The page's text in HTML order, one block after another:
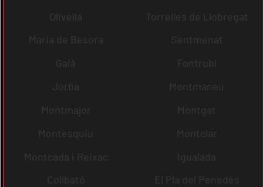
Olivella
Torrelles de Llobregat
Maria de Besora
Sentmenat
Gaià
Fontrubí
Jorba
Montmaneu
Montmajor
Montgat
Montesquiu
Montclar
Montcada i Reixac
Igualada
Collbató
El Pla del Penedès